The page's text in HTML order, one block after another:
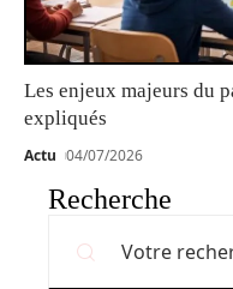
Les enjeux majeurs du
expliqués
Actu 04/07/2026
Recherche